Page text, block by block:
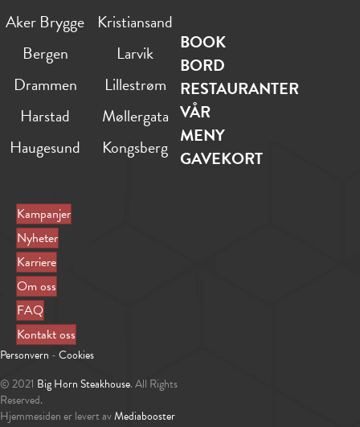
Aker Brygge
Bergen
Drammen
Harstad
Haugesund
Kristiansand
Larvik
Lillestrøm
Møllergata
Kongsberg
BOOK
BORD
RESTAURANTER
VÅR
MENY
GAVEKORT
Kampanjer
Nyheter
Karriere
Om oss
FAQ
Kontakt oss
Personvern -Cookies
© 2021 Big Horn Steakhouse. All Rights
Reserved.
Hjemmesiden er levert avMediabooster